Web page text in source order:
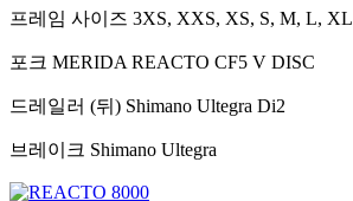
프레임 사이즈 3XS, XXS, XS, S, M, L, XL
포크 MERIDA REACTO CF5 V DISC
드레일러 (뒤) Shimano Ultegra Di2
브레이크 Shimano Ultegra